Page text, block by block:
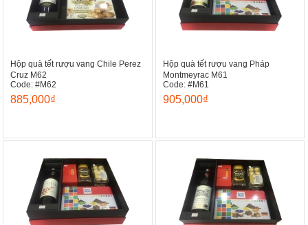
Hộp quà tết rượu vang Chile Perez
Cruz M62
Code: #M62
885,000₫
Hộp quà tết rượu vang Pháp
Montmeyrac M61
Code: #M61
905,000₫